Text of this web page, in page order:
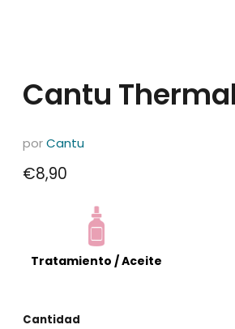
Cantu
porCantu
Precio actual
€8,90
Tratamiento / Aceite
Cantidad